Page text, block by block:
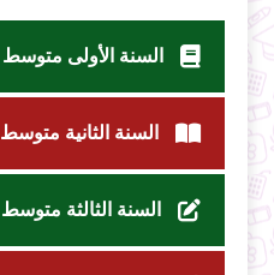
السنة الأولى متوسط
السنة الثانية متوسط
السنة الثالثة متوسط